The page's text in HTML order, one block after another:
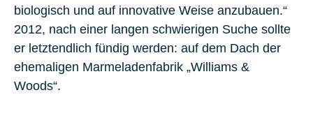
biologisch und auf innovative Weise anzubauen.“
2012, nach einer langen schwierigen Suche sollte
er letztendlich fündig werden: auf dem Dach der
ehemaligen Marmeladenfabrik „Williams &
Woods“.